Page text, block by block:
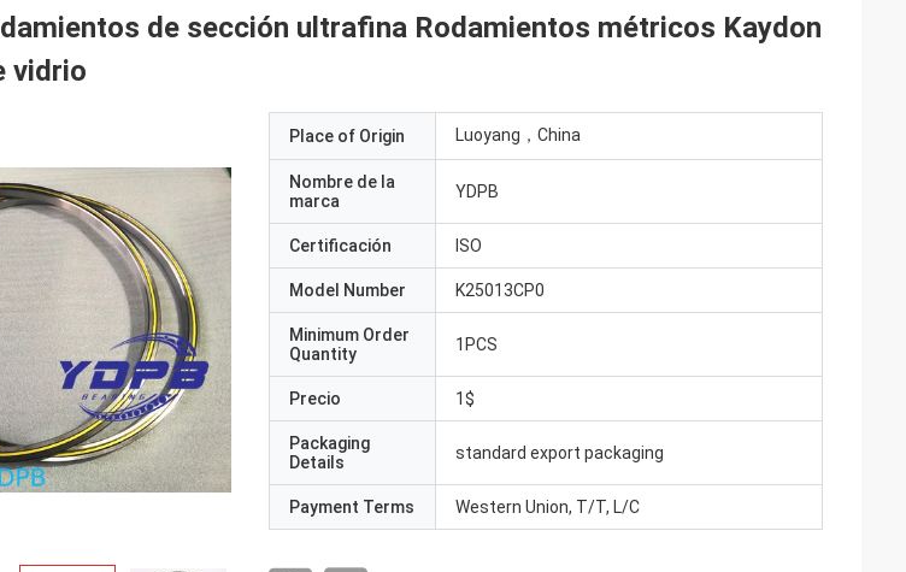
de sección ultrafina Rodamientos métricos Kaydon
vidrio
Place of Origin Luoyang，China
Nombre de la
marca
YDPB
Certificación ISO
Model Number K25013CP0
Minimum Order
Quantity
1PCS
Precio 1$
Packaging
Details
standard export packaging
Payment Terms Western Union, T/T, L/C